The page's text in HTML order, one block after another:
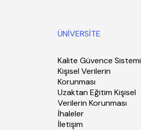
ÜNİVERSİTE
Kalite Güvence Sistemi
Kişisel Verilerin
Korunması
Uzaktan Eğitim Kişisel
Verilerin Korunması
İhaleler
İletişim